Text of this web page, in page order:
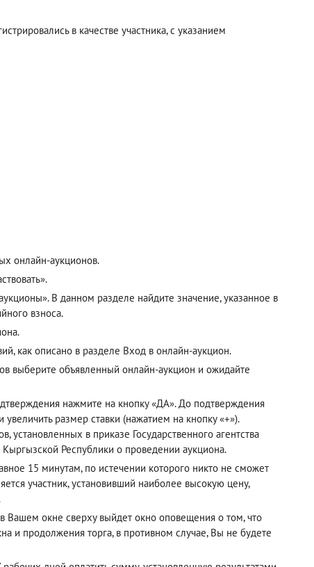
в качестве участника, с указанием
онлайн-аукционов.
В данном разделе найдите значение, указанное в
взноса.
как описано в разделе Вход в онлайн-аукцион.
выберите объявленный онлайн-аукцион и ожидайте
нажмите на кнопку «ДА». До подтверждения
размер ставки (нажатием на кнопку «+»).
в приказе Государственного агентства
Республики о проведении аукциона.
15 минутам, по истечении которого никто не сможет
участник, установивший наиболее высокую цену,
Вашем окне сверху выйдет окно оповещения о том, что
и продолжения торга, в противном случае, Вы не будете